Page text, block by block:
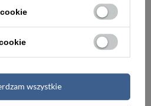
wszystkie